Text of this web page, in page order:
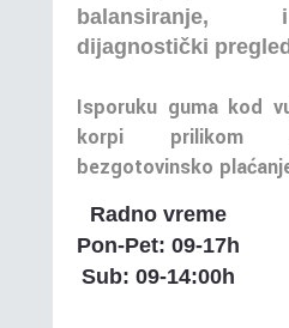
balansiranje,
dijagnostički pregled
Isporuku guma kod
korpi prilikom
bezgotovinsko
Radno vreme
Pon-Pet: 09-17h
Sub: 09-14:00h